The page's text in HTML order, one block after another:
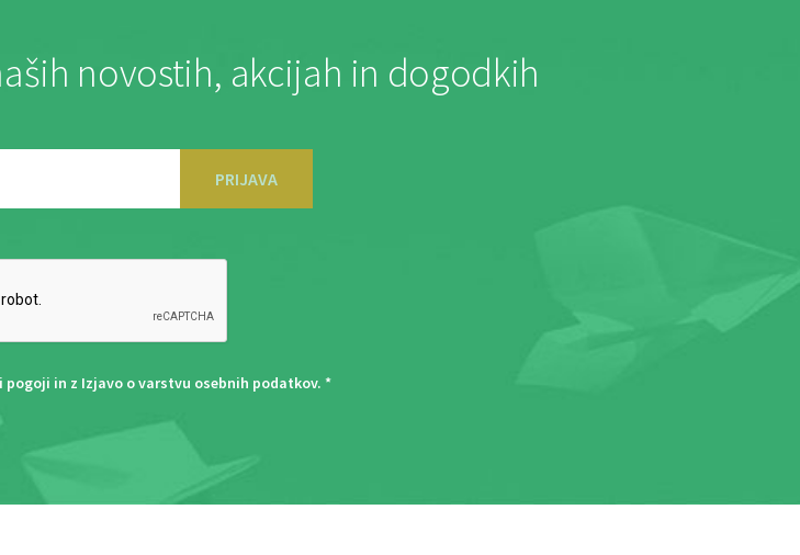
novostih, akcijah in dogodkih
PRIJAVA
pogoji in z Izjavo o varstvu osebnih podatkov. *